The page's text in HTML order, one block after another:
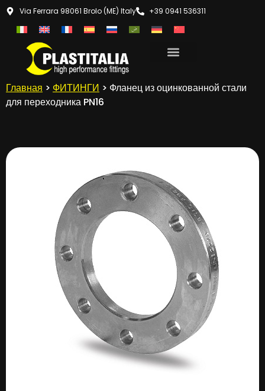
Via Ferrara 98061 Brolo (ME) Italy +39 0941 536311
Главная > ФИТИНГИ > Фланец из оцинкованной стали
для переходника PN16